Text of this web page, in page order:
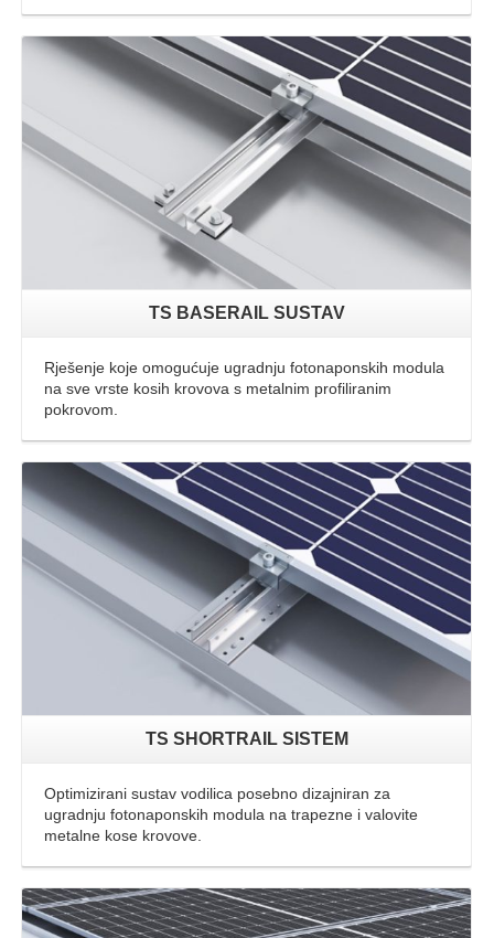
TS BASERAIL SUSTAV
Rješenje koje omogućuje ugradnju fotonaponskih modula
na sve vrste kosih krovova s metalnim profiliranim
pokrovom.
TS SHORTRAIL SISTEM
Optimizirani sustav vodilica posebno dizajniran za
ugradnju fotonaponskih modula na trapezne i valovite
metalne kose krovove.